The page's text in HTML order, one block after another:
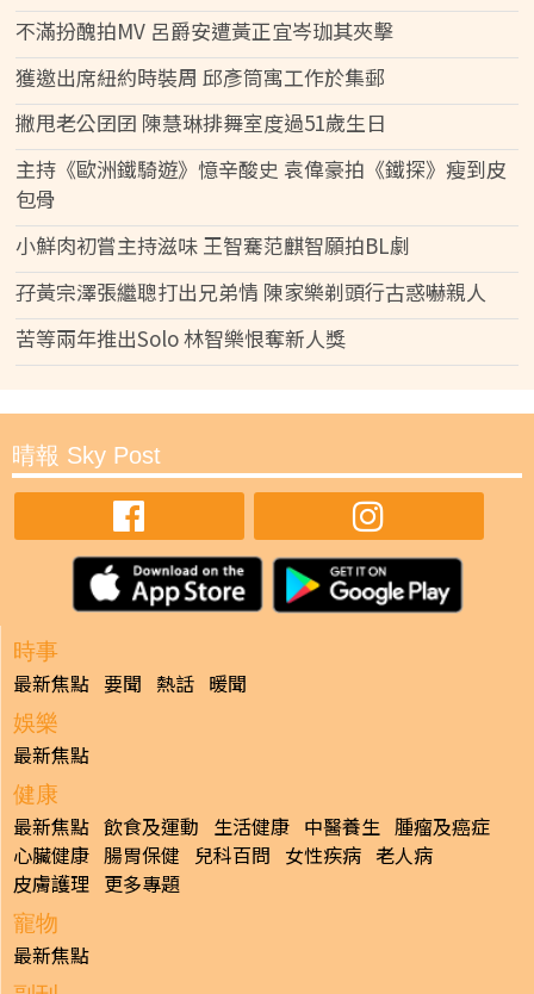
不滿扮醜拍MV 呂爵安遭黃正宜岑珈其夾擊
獲邀出席紐約時裝周 邱彥筒寓工作於集郵
撇甩老公囝囝 陳慧琳排舞室度過51歲生日
主持《歐洲鐵騎遊》憶辛酸史 袁偉豪拍《鐵探》瘦到皮
包骨
小鮮肉初嘗主持滋味 王智騫范麒智願拍BL劇
孖黃宗澤張繼聰打出兄弟情 陳家樂剃頭行古惑嚇親人
苦等兩年推出Solo 林智樂恨奪新人獎
晴報 Sky Post
時事
最新焦點 要聞 熱話 暖聞
娛樂
最新焦點
健康
最新焦點 飲食及運動 生活健康 中醫養生 腫瘤及癌症
心臟健康 腸胃保健 兒科百問 女性疾病 老人病
皮膚護理 更多專題
寵物
最新焦點